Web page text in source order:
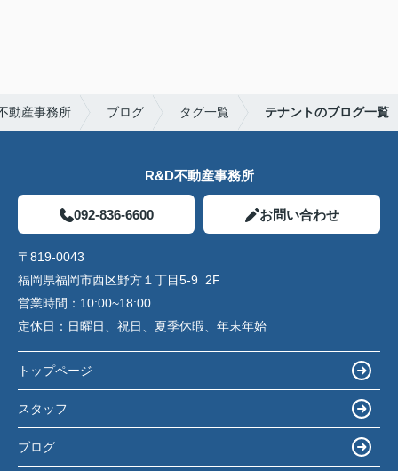
動産事務所 ブログ タグ一覧 テナントのブログ一覧
R&D不動産事務所
092-836-6600 お問い合わせ
〒819-0043
福岡県福岡市西区野方１丁目5-9 2F
営業時間： 10:00~18:00
定休日： 日曜日、祝日、夏季休暇、年末年始
トップページ
スタッフ
ブログ